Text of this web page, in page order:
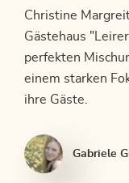
Christine
Gästehaus
perfekten
einem starken
ihre Gäste.
Gabriele